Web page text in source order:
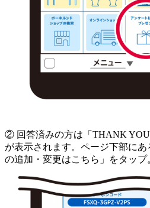
② 回答済みの方は「THANK
が表示されます。ページ下部に
の追加・変更はこちら」をタップ